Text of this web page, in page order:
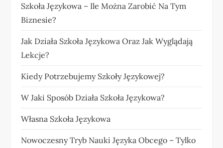
Szkoła Językowa – Ile Można Zarobić Na Tym
Biznesie?
Jak Działa Szkoła Językowa Oraz Jak Wyglądają
Lekcje?
Kiedy Potrzebujemy Szkoły Językowej?
W Jaki Sposób Działa Szkoła Językowa?
Własna Szkoła Językowa
Nowoczesny Tryb Nauki Języka Obcego – Tylko